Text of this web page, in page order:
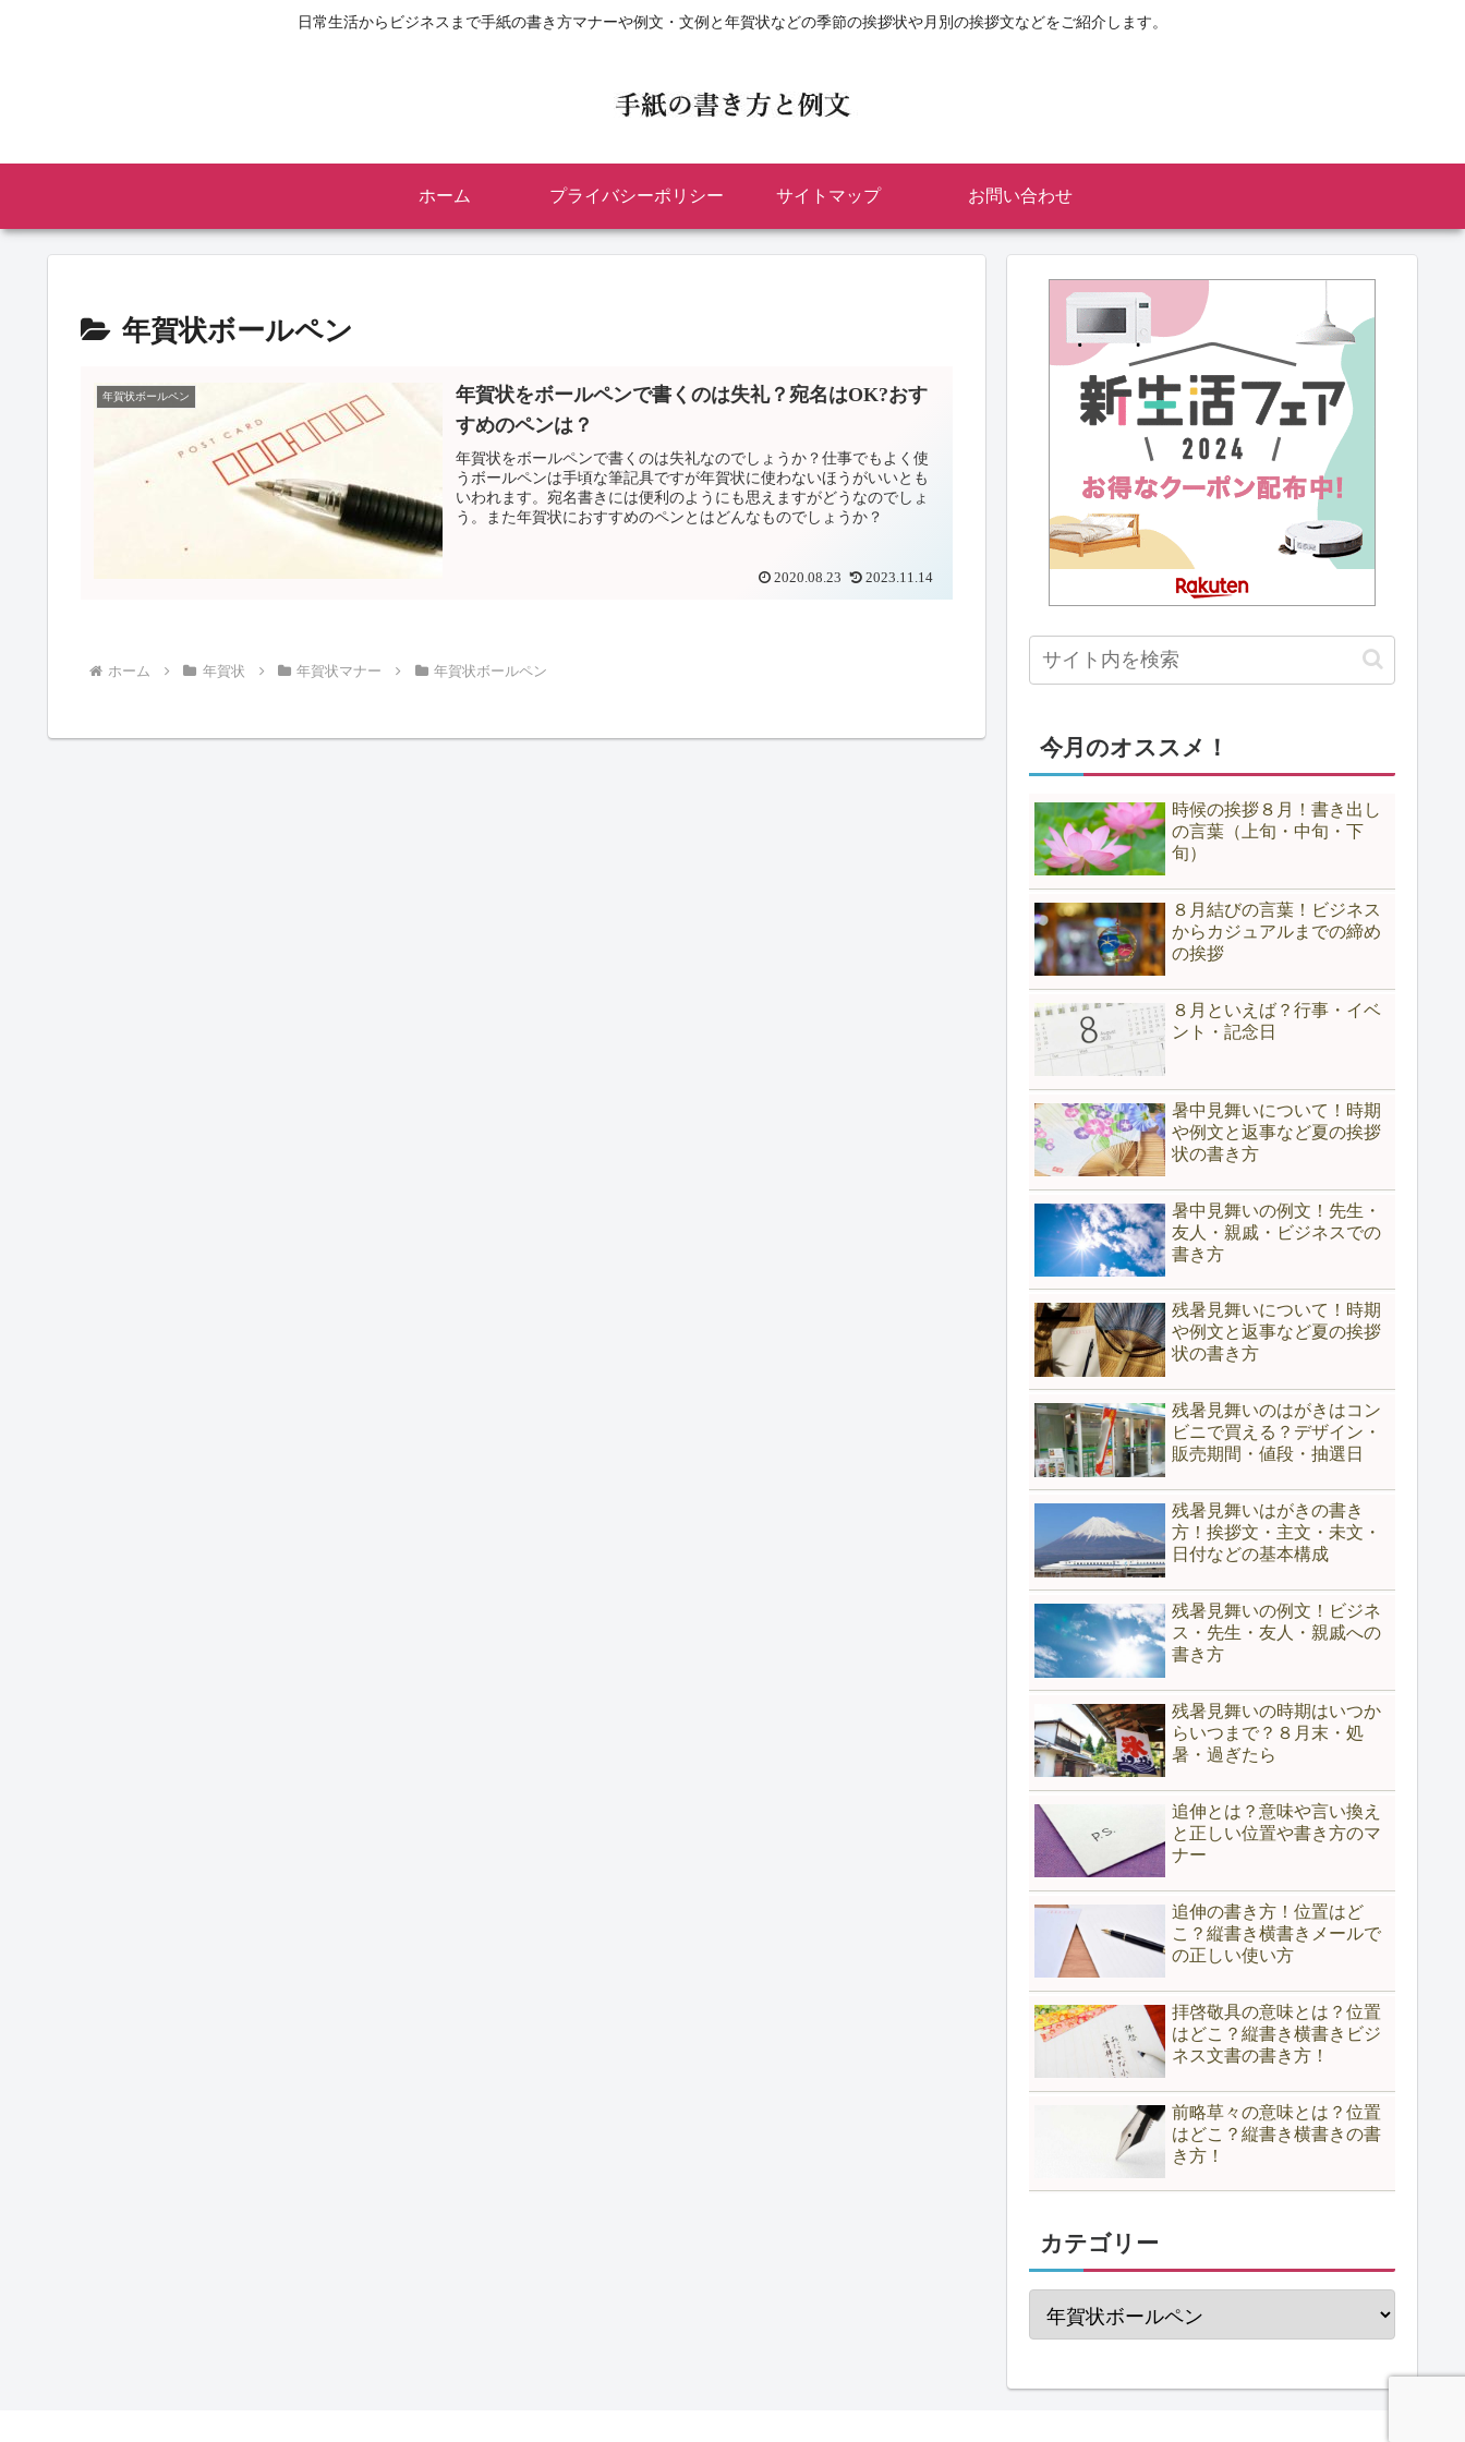
日常生活からビジネスまで手紙の書き方マナーや例文・文例と年賀状などの季節の挨拶状や月別の挨拶文などをご紹介します。
ホーム プライバシーポリシー サイトマップ お問い合わせ
年賀状ボールペン
年賀状ボールペン
年賀状をボールペンで書くのは失礼？宛名はOK?おす
すめのペンは？
年賀状をボールペンで書くのは失礼なのでしょうか？仕事でもよく使
うボールペンは手頃な筆記具ですが年賀状に使わないほうがいいとも
いわれます。宛名書きには便利のようにも思えますがどうなのでしょ
う。また年賀状におすすめのペンとはどんなものでしょうか？
2020.08.23 2023.11.14
ホーム 年賀状 年賀状マナー 年賀状ボールペン
今月のオススメ！
時候の挨拶８月！書き出し
の言葉（上旬・中旬・下
旬）
８月結びの言葉！ビジネス
からカジュアルまでの締め
の挨拶
８月といえば？行事・イベ
ント・記念日
暑中見舞いについて！時期
や例文と返事など夏の挨拶
状の書き方
暑中見舞いの例文！先生・
友人・親戚・ビジネスでの
書き方
残暑見舞いについて！時期
や例文と返事など夏の挨拶
状の書き方
残暑見舞いのはがきはコン
ビニで買える？デザイン・
販売期間・値段・抽選日
残暑見舞いはがきの書き
方！挨拶文・主文・未文・
日付などの基本構成
残暑見舞いの例文！ビジネ
ス・先生・友人・親戚への
書き方
残暑見舞いの時期はいつか
らいつまで？８月末・処
暑・過ぎたら
追伸とは？意味や言い換え
と正しい位置や書き方のマ
ナー
追伸の書き方！位置はど
こ？縦書き横書きメールで
の正しい使い方
拝啓敬具の意味とは？位置
はどこ？縦書き横書きビジ
ネス文書の書き方！
前略草々の意味とは？位置
はどこ？縦書き横書きの書
き方！
カテゴリー